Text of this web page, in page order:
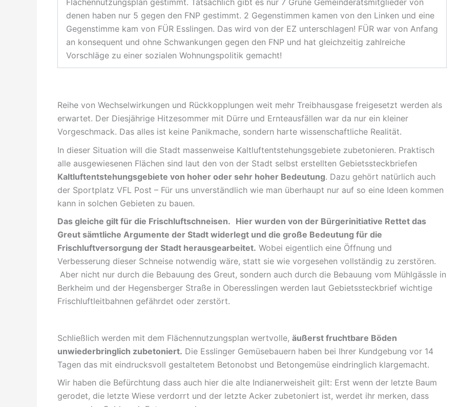
denen haben nur 5 gegen den FNP gestimmt. 2 Gegenstimmen kamen von den Linken und eine
Gegenstimme kam von FÜR Esslingen. Das wird von der EZ unterschlagen! FÜR war von Anfang
an konsequent und ohne Schwankungen gegen den FNP und hat gleichzeitig zahlreiche
Vorschläge zu einer sozialen Wohnungspolitik gemacht!
Reihe von Wechselwirkungen und Rückkopplungen weit mehr Treibhausgase freigesetzt werden als
erwartet. Der Diesjährige Hitzesommer mit Dürre und Ernteausfällen war da nur ein kleiner
Vorgeschmack. Das alles ist keine Panikmache, sondern harte wissenschaftliche Realität.
In dieser Situation will die Stadt massenweise Kaltluftentstehungsgebiete zubetonieren. Praktisch
alle ausgewiesenen Flächen sind laut den von der Stadt selbst erstellten Gebietssteckbriefen
Kaltluftentstehungsgebiete von hoher oder sehr hoher Bedeutung. Dazu gehört natürlich auch
der Sportplatz VFL Post – Für uns unverständlich wie man überhaupt nur auf so eine Ideen kommen
kann in solchen Gebieten zu bauen.
Das gleiche gilt für die Frischluftschneisen. Hier wurden von der Bürgerinitiative Rettet das
Greut sämtliche Argumente der Stadt widerlegt und die große Bedeutung für die
Frischluftversorgung der Stadt herausgearbeitet. Wobei eigentlich eine Öffnung und
Verbesserung dieser Schneise notwendig wäre, statt sie wie vorgesehen vollständig zu zerstören.
Aber nicht nur durch die Bebauung des Greut, sondern auch durch die Bebauung vom Mühlgässle in
Berkheim und der Hegensberger Straße in Oberesslingen werden laut Gebietssteckbrief wichtige
Frischluftleitbahnen gefährdet oder zerstört.
Schließlich werden mit dem Flächennutzungsplan wertvolle, äußerst fruchtbare Böden
unwiederbringlich zubetoniert. Die Esslinger Gemüsebauern haben bei Ihrer Kundgebung vor 14
Tagen das mit eindrucksvoll gestaltetem Betonobst und Betongemüse eindringlich klargemacht.
Wir haben die Befürchtung dass auch hier die alte Indianerweisheit gilt: Erst wenn der letzte Baum
gerodet, die letzte Wiese verdorrt und der letzte Acker zubetoniert ist, werdet ihr merken, dass